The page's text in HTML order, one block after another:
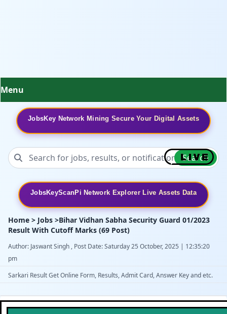
Menu
JobsKey Network Mining Secure Your Digital Assets
Search
JobsKeyScanPi Network Explorer Live Assets Data
Home > Jobs >Bihar Vidhan Sabha Security Guard 01/2023
Result With Cutoff Marks (69 Post)
Author: Jaswant Singh , Post Date: Saturday 25 October, 2025 | 12:35:20
pm
Sarkari Result Get Online Form, Results, Admit Card, Answer Key and etc.